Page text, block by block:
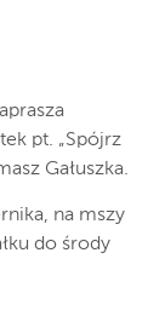
pt. „Spójrz
Gałuszka.
na mszy
do środy